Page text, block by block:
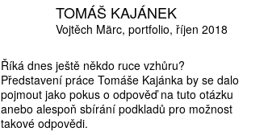
TOMÁŠ KAJÁNEK
Vojtěch Märc portfolio říjen 2018
Říká dnes ještě někdo ruce vzhůru?
Představení práce Tomáše Kajánka by se dalo
pojmout jako pokus o odpověď na tuto otázku
anebo alespoň sbírání podkladů pro možnost
takové odpovědi.